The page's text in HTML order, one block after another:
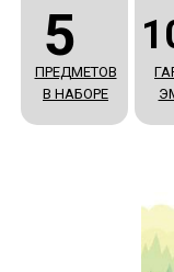
ПРЕДМЕТОВ
В НАБОРЕ
5